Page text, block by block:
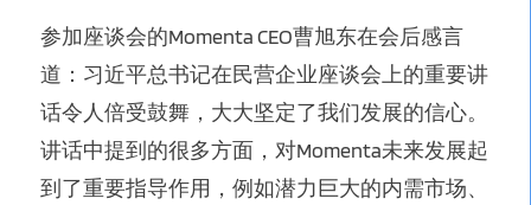
参加座谈会的Momenta CEO曹旭东在会后感言
道：习近平总书记在民营企业座谈会上的重要讲
话令人倍受鼓舞，大大坚定了我们发展的信心。
讲话中提到的很多方面，对Momenta未来发展起
到了重要指导作用，例如潜力巨大的内需市场、